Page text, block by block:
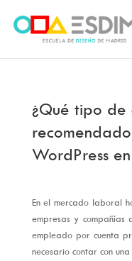
¿Qué tipo de
WordPress
En el mercado laboral
empresas y
empleado por cuenta
necesario contar con